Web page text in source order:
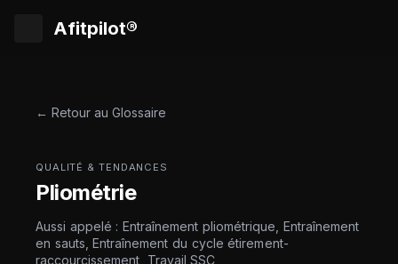
Afitpilot®
← Retour au Glossaire
QUALITÉ & TENDANCES
Pliométrie
Aussi appelé : Entraînement pliométrique, Entraînement
en sauts, Entraînement du cycle étirement-
raccourcissement, Travail SSC